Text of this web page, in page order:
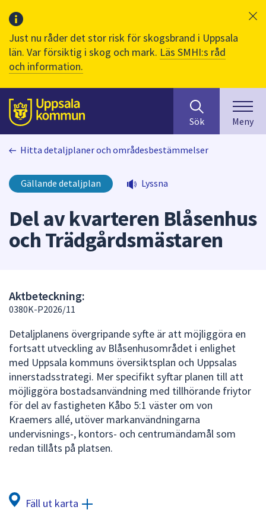
Just nu råder det stor risk för skogsbrand i Uppsala
län. Var försiktig i skog och mark. Läs SMHI:s råd
och information.
Till sidans
huvudinnehåll
efter
innehåll
på
webbplatsen.
skriva
i
sökfältet
kommer
Använd
piltangenterna
för
att
navigera
mellan
sökförslagen
och
Sök Meny
Hitta detaljplaner och områdesbestämmelser
Gällande detaljplan Lyssna
Del av kvarteren Blåsenhus
och Trädgårdsmästaren
Aktbeteckning:
0380K-P2026/11
Detaljplanens övergripande syfte är att möjliggöra en
fortsatt utveckling av Blåsenhusområdet i enlighet
med Uppsala kommuns översiktsplan och Uppsalas
innerstadsstrategi. Mer specifikt syftar planen till att
möjliggöra bostadsanvändning med tillhörande friytor
för del av fastigheten Kåbo 5:1 väster om von
Kraemers allé, utöver markanvändningarna
undervisnings-, kontors- och centrumändamål som
redan tillåts på platsen.
Fäll ut karta